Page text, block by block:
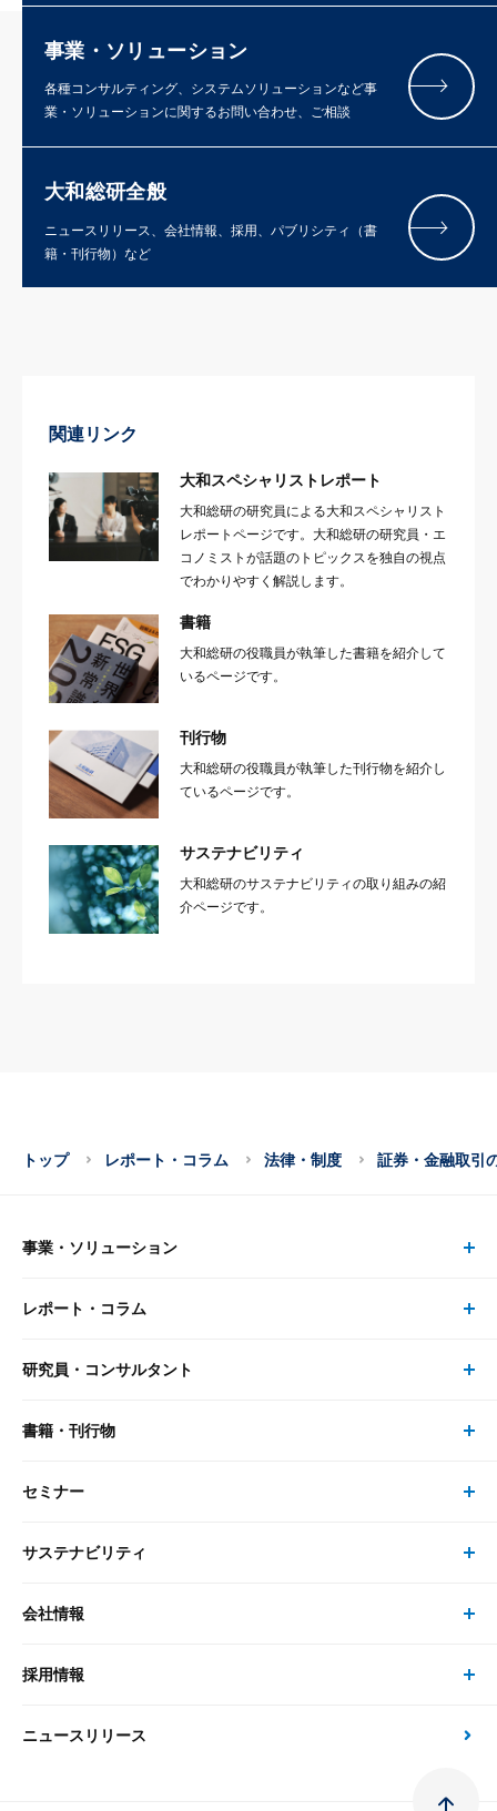
事業・ソリューション
各種コンサルティング、システムソリューションなど事
業・ソリューションに関するお問い合わせ、ご相談
大和総研全般
ニュースリリース、会社情報、採用、パブリシティ（書
籍・刊行物）など
関連リンク
大和スペシャリストレポート
大和総研の研究員による大和スペシャリスト
レポートページです。大和総研の研究員・エ
コノミストが話題のトピックスを独自の視点
でわかりやすく解説します。
書籍
大和総研の役職員が執筆した書籍を紹介して
いるページです。
刊行物
大和総研の役職員が執筆した刊行物を紹介し
ているページです。
サステナビリティ
大和総研のサステナビリティの取り組みの紹
介ページです。
トップ レポート・コラム 法律・制度 証券・金融取引
事業・ソリューション
事業・ソリューション トップ
リサーチ
大和総研の強み
先端テクノロジーに基づく新たな価値の創出
レポート・コラム
レポート・コラム トップ
最新のレポート・コラム
政策分析
研究員・コンサルタント
研究員・コンサルタント トップ
研究員
書籍・刊行物
書籍・刊行物 トップ
書籍
セミナー
セミナー トップ
現在受付中のセミナー・イベント
サステナビリティ
サステナビリティの取り組み
次世代社会への貢献
会社情報
会社情報 トップ
会社概要・役員一覧
採用情報
採用情報 トップ
ニュースリリース